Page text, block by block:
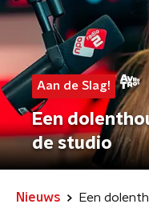
Aan de Slag!
Een
de studio
Nieuws Een